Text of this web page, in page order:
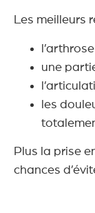
Les meilleurs
une
les
Plus la prise
chances